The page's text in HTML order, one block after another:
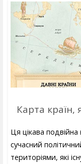
Карта країн,
Ця цікава
сучасний
територіями, які